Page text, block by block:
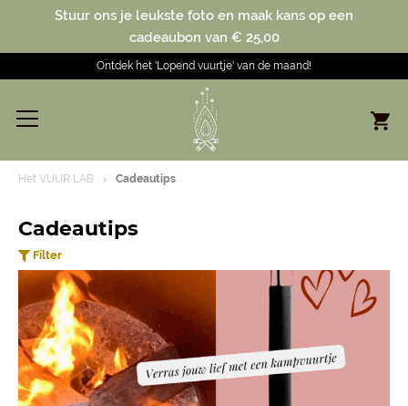
Stuur ons je leukste foto en maak kans op een
cadeaubon van € 25,00
Ontdek het 'Lopend vuurtje' van de maand!
Het VUUR LAB. Cadeautips
Cadeautips
Filter